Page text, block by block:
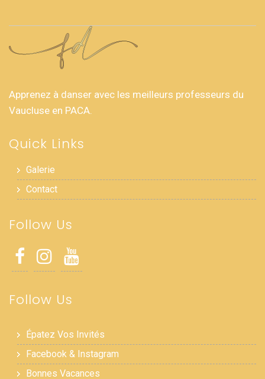
Apprenez à danser avec les meilleurs professeurs du
Vaucluse en PACA.
Quick Links
Galerie
Contact
Follow Us
Follow Us
Épatez Vos Invités
Facebook & Instagram
Bonnes Vacances